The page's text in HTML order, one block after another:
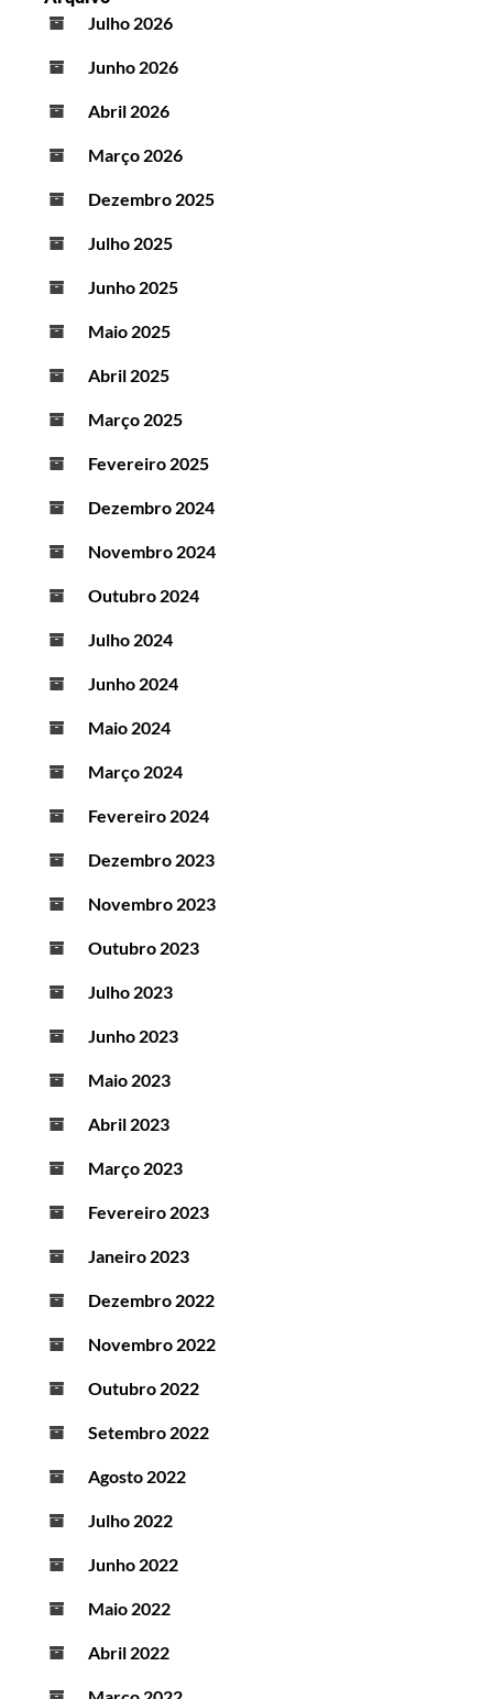
Julho 2026
Junho 2026
Abril 2026
Março 2026
Dezembro 2025
Julho 2025
Junho 2025
Maio 2025
Abril 2025
Março 2025
Fevereiro 2025
Dezembro 2024
Novembro 2024
Outubro 2024
Julho 2024
Junho 2024
Maio 2024
Março 2024
Fevereiro 2024
Dezembro 2023
Novembro 2023
Outubro 2023
Julho 2023
Junho 2023
Maio 2023
Abril 2023
Março 2023
Fevereiro 2023
Janeiro 2023
Dezembro 2022
Novembro 2022
Outubro 2022
Setembro 2022
Agosto 2022
Julho 2022
Junho 2022
Maio 2022
Abril 2022